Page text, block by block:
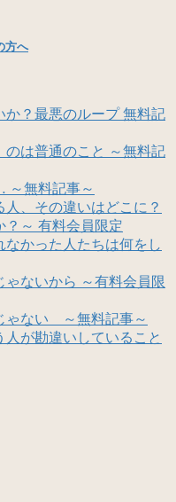
方へ
か？最悪のループ 無料記
は普通のこと ～無料記
～無料記事～
、その違いはどこに？
？～ 有料会員限定
かった人たちは何をし
ないから ～有料会員限
ゃない ～無料記事～
が勘違いしていること